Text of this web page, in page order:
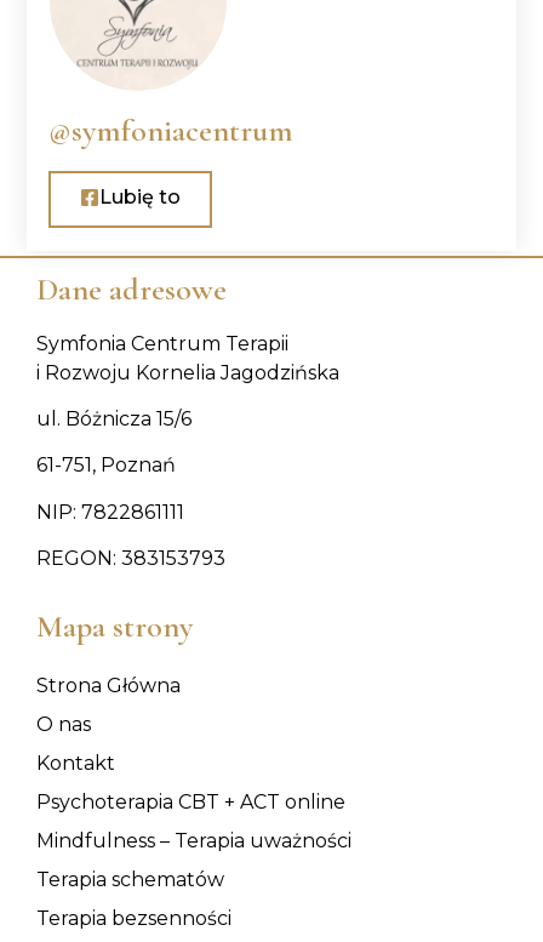
@symfoniacentrum
Lubię to
Dane adresowe
Symfonia Centrum Terapii
i Rozwoju Kornelia Jagodzińska
ul. Bóżnicza 15/6
61-751, Poznań
NIP: 7822861111
REGON: 383153793
Mapa strony
Strona Główna
O nas
Kontakt
Psychoterapia CBT + ACT online
Mindfulness – Terapia uważności
Terapia schematów
Terapia bezsenności